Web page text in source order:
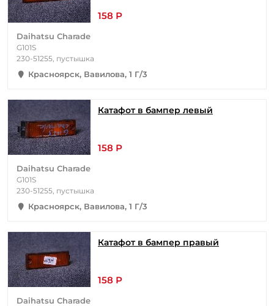
158 Р
Daihatsu Charade
G101S
230-51255, пустышка
Красноярск, Вавилова, 1 Г/3
Катафот в бампер левый
158 Р
Daihatsu Charade
G101S
230-51255, пустышка
Красноярск, Вавилова, 1 Г/3
Катафот в бампер правый
158 Р
Daihatsu Charade